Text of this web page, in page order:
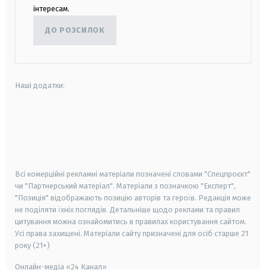
інтересам.
ДО РОЗСИЛОК
Наші додатки:
Всі комерційні рекламні матеріали позначені словами "Спецпроєкт"
чи "Партнерський матеріал". Матеріали з позначкою "Експерт",
"Позиція" відображають позицію авторів та героїв. Редакція може
не поділяти їхніх поглядів. Детальніше щодо реклами та правил
цитування можна ознайомитись в правилах користування сайтом.
Усі права захищені. Матеріали сайту призначені для осіб старше 21
року (21+)
Онлайн-медіа «24 Канал»